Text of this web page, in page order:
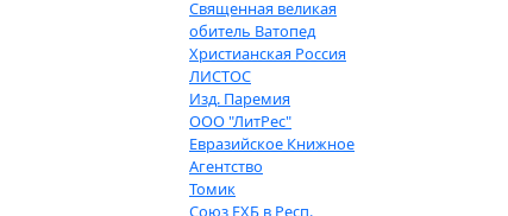
Священная великая
обитель Ватопед
Христианская Россия
ЛИСТОС
Изд. Паремия
ООО "ЛитРес"
Евразийское Книжное
Агентство
Томик
Союз ЕХБ в Респ.